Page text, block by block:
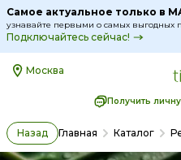
Самое актуальное только в
узнавайте первыми о самых выгодных
Подключайтесь сейчас!
Москва
Получить
Назад Главная Каталог